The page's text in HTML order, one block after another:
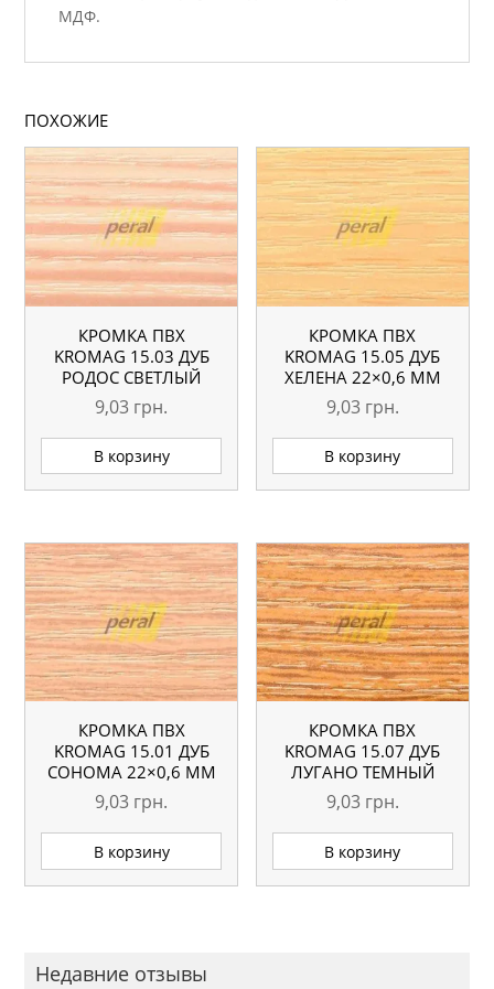
МДФ.
ПОХОЖИЕ
КРОМКА ПВХ
KROMAG 15.03 ДУБ
РОДОС СВЕТЛЫЙ
22×0,6 ММ
9,03 грн.
В корзину
КРОМКА ПВХ
KROMAG 15.05 ДУБ
ХЕЛЕНА 22×0,6 ММ
9,03 грн.
В корзину
КРОМКА ПВХ
KROMAG 15.01 ДУБ
СОНОМА 22×0,6 ММ
9,03 грн.
В корзину
КРОМКА ПВХ
KROMAG 15.07 ДУБ
ЛУГАНО ТЕМНЫЙ
22×0,6 ММ
9,03 грн.
В корзину
Недавние отзывы